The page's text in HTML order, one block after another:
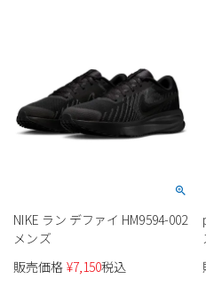
NIKE ラン デファイ HM9594-002
メンズ
販売価格 ¥7,150税込